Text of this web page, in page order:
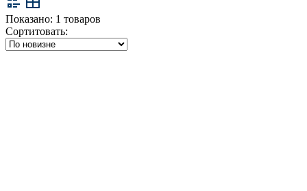
Показано: 1 товаров
Сортитовать: